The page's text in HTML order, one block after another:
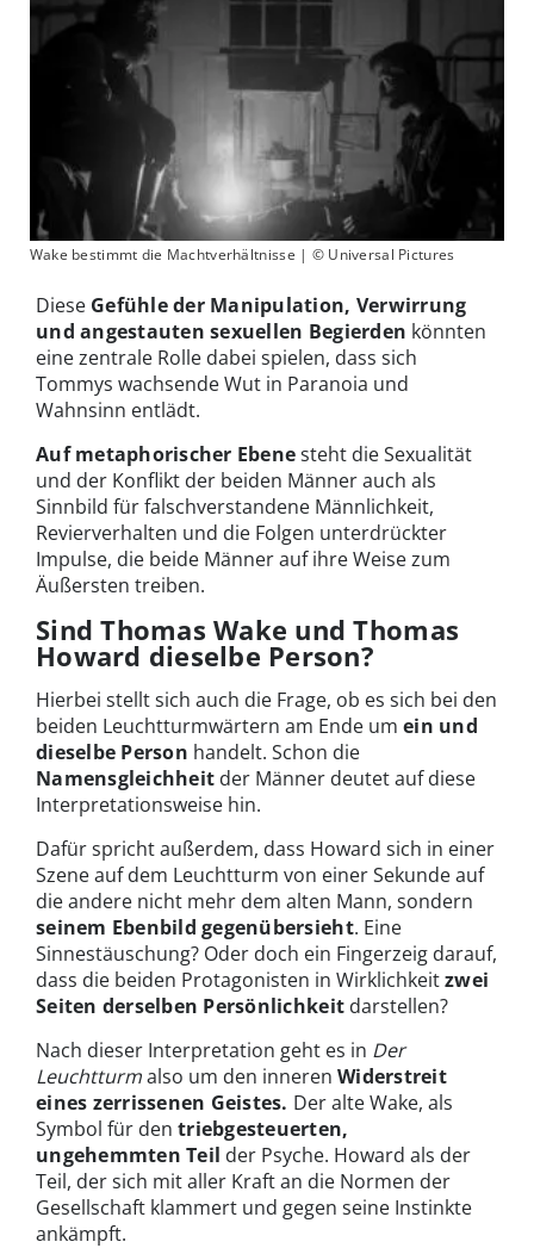
Wake bestimmt die Machtverhältnisse | © Universal Pictures
Diese Gefühle der Manipulation, Verwirrung
und angestauten sexuellen Begierden könnten
eine zentrale Rolle dabei spielen, dass sich
Tommys wachsende Wut in Paranoia und
Wahnsinn entlädt.
Auf metaphorischer Ebenesteht die Sexualität
und der Konflikt der beiden Männer auch als
Sinnbild für falschverstandene Männlichkeit,
Revierverhalten und die Folgen unterdrückter
Impulse, die beide Männer auf ihre Weise zum
Äußersten treiben.
Sind Thomas Wake und Thomas
Howard dieselbe Person?
Hierbei stellt sich auch die Frage, ob es sich bei den
beiden Leuchtturmwärtern am Ende um ein und
dieselbe Person handelt. Schon die
Namensgleichheit der Männer deutet auf diese
Interpretationsweise hin.
Dafür spricht außerdem, dass Howard sich in einer
Szene auf dem Leuchtturm von einer Sekunde auf
die andere nicht mehr dem alten Mann, sondern
seinem Ebenbild gegenübersieht. Eine
Sinnestäuschung? Oder doch ein Fingerzeig darauf,
dass die beiden Protagonisten in Wirklichkeitzwei
Seiten derselben Persönlichkeit darstellen?
Nach dieser Interpretation geht es in Der
Leuchtturmalso um den inneren Widerstreit
eines zerrissenen Geistes. Der alte Wake, als
Symbol für den triebgesteuerten,
ungehemmten Teil der Psyche. Howard als der
Teil, der sich mit aller Kraft an die Normen der
Gesellschaft klammert und gegen seine Instinkte
ankämpft.